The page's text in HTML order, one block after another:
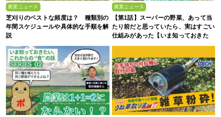
農業ニュース
芝刈りのベストな頻度は？ 種類別の
年間スケジュールや具体的な手順を解
説
農業ニュース
【第1話】スーパーの野菜、あって当
たり前だと思っていたら、実はすごい
仕組みがあった【いま知っておきた
い、これからの”食”の話】